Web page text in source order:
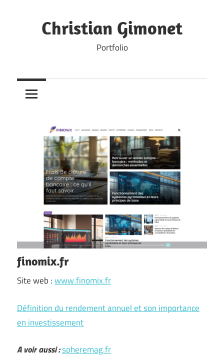
contentChristian Gimonet
Portfolio
finomix.fr
Site web :www.finomix.fr
Définition du rendement annuel et son importance
en investissement
A voir aussi :spheremag.fr